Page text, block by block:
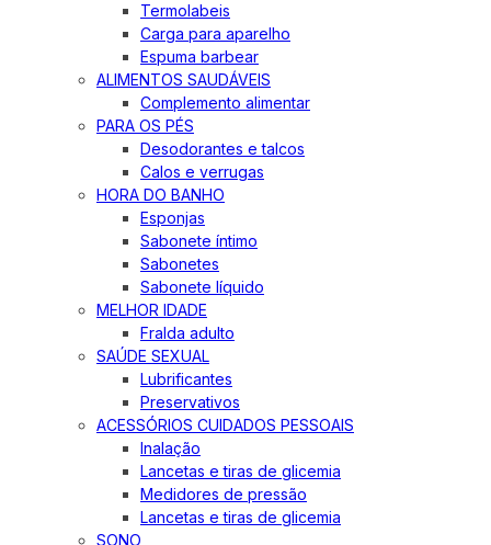
Termolabeis
Carga para aparelho
Espuma barbear
ALIMENTOS SAUDÁVEIS
Complemento alimentar
PARA OS PÉS
Desodorantes e talcos
Calos e verrugas
HORA DO BANHO
Esponjas
Sabonete íntimo
Sabonetes
Sabonete líquido
MELHOR IDADE
Fralda adulto
SAÚDE SEXUAL
Lubrificantes
Preservativos
ACESSÓRIOS CUIDADOS PESSOAIS
Inalação
Lancetas e tiras de glicemia
Medidores de pressão
Lancetas e tiras de glicemia
SONO